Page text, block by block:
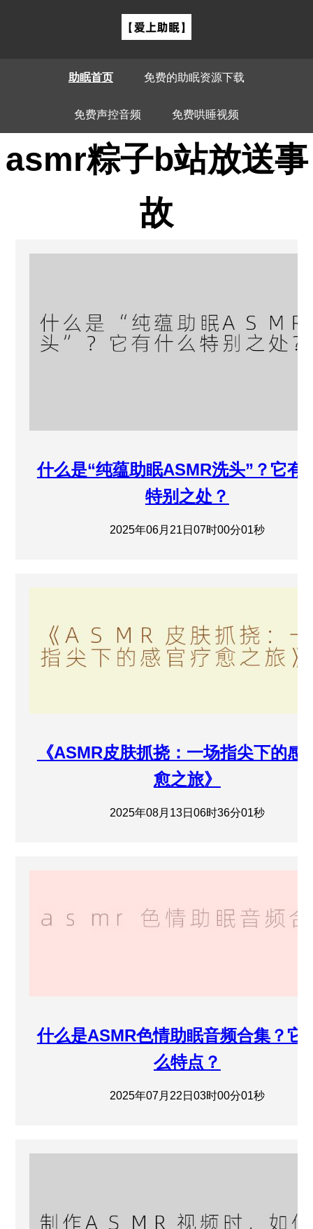
助眠首页 免费的助眠资源下载
免费声控音频 免费哄睡视频
asmr粽子b站放送事
故
什么是“纯蕴助眠ASMR洗头”？它有
特别之处？
2025年06月21日07时00分01秒
《ASMR皮肤抓挠：一场指尖下的感
愈之旅》
2025年08月13日06时36分01秒
什么是ASMR色情助眠音频合集？它
么特点？
2025年07月22日03时00分01秒